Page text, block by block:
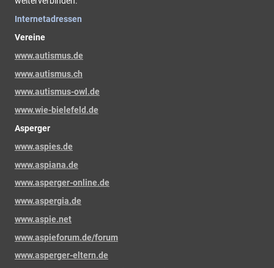
Internetadressen
Vereine
www.autismus.de
www.autismus.ch
www.autismus-owl.de
www.wie-bielefeld.de
Asperger
www.aspies.de
www.aspiana.de
www.asperger-online.de
www.aspergia.de
www.aspie.net
www.aspieforum.de/forum
www.asperger-eltern.de